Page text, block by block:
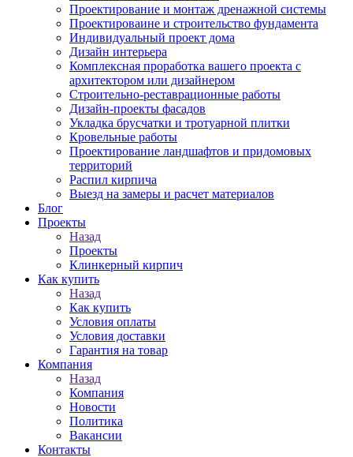
Проектирование и монтаж дренажной системы
Проектироваине и строительство фундамента
Индивидуальный проект дома
Дизайн интерьера
Комплексная проработка вашего проекта с
архитектором или дизайнером
Строительно-реставрационные работы
Дизайн-проекты фасадов
Укладка брусчатки и тротуарной плитки
Кровельные работы
Проектирование ландшафтов и придомовых
территорий
Распил кирпича
Выезд на замеры и расчет материалов
Блог
Проекты
Назад
Проекты
Клинкерный кирпич
Как купить
Назад
Как купить
Условия оплаты
Условия доставки
Гарантия на товар
Компания
Назад
Компания
Новости
Политика
Вакансии
Контакты